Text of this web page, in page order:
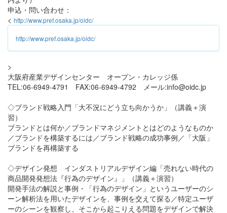
申込・問い合わせ：
< http://www.pref.osaka.jp/oidc/
http://www.pref.osaka.jp/oidc/
>
大阪府産業デザインセンター オープン・カレッジ係
TEL:06-6949-4791 FAX:06-6949-4792 メール:info@oidc.jp
◇ブランド戦略入門「大不況にどう立ち向かうか」（講義＋演
習）
ブランドとは何か／ブランドマネジメントとはどのようなものか
／ブランドを構築するには／ブランド戦略の成功事例／「大阪」
ブランドを再構築する
◇デザイン発想 インダストリアルデザイン編「売れない時代の
商品開発発想法『行為のデザイン』」（講義＋演習）
開発手法の解説と事例・「行為のデザイン」というユーザーのシ
ーン解析法を用いたデザインを、事例を交えて探る／特定ユーザ
ーのシーンを観察し、そこから起こりえる問題をデザインで解決